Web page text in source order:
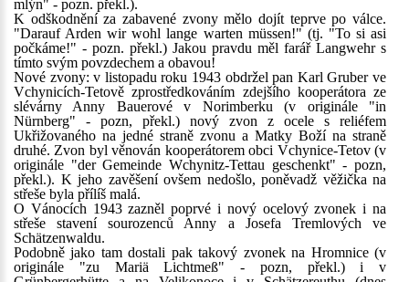
mlýn" - pozn. překl.).
K odškodnění za zabavené zvony mělo dojít teprve po válce.
"Darauf Arden wir wohl lange warten müssen!" (tj. "To si asi
počkáme!" - pozn. překl.) Jakou pravdu měl farář Langwehr s
tímto svým povzdechem a obavou!
Nové zvony: v listopadu roku 1943 obdržel pan Karl Gruber ve
Vchynicích-Tetově zprostředkováním zdejšího kooperátora ze
slévárny Anny Bauerové v Norimberku (v originále "in
Nürnberg" - pozn, překl.) nový zvon z ocele s reliéfem
Ukřižovaného na jedné straně zvonu a Matky Boží na straně
druhé. Zvon byl věnován kooperátorem obci Vchynice-Tetov (v
originále "der Gemeinde Wchynitz-Tettau geschenkt" - pozn,
překl.). K jeho zavěšení ovšem nedošlo, poněvadž věžička na
střeše byla přílíš malá.
O Vánocích 1943 zazněl poprvé i nový ocelový zvonek i na
střeše stavení sourozenců Anny a Josefa Tremlových ve
Schätzenwaldu.
Podobně jako tam dostali pak takový zvonek na Hromnice (v
originále "zu Mariä Lichtmeß" - pozn, překl.) i v